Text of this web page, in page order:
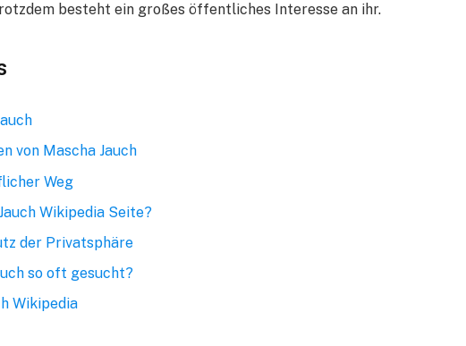
besteht ein großes öffentliches Interesse an ihr.
von Mascha Jauch
Weg
Wikipedia Seite?
der Privatsphäre
so oft gesucht?
Wikipedia